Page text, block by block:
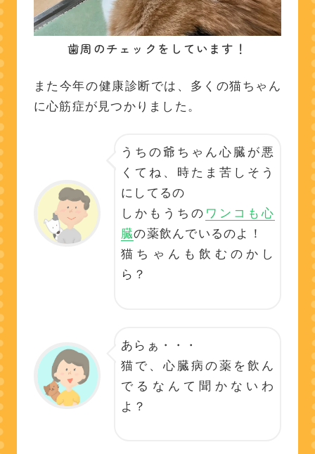
歯周のチェックをしています！
また今年の健康診断では、多くの猫ちゃん
に心筋症が見つかりました。
うちの爺ちゃん心臓が悪
くてね、時たま苦しそう
にしてるの
しかもうちの ワンコも心
臓の薬飲んでいるのよ！
猫ちゃんも飲むのかし
ら？
あらぁ・・・
猫で、心臓病の薬を飲ん
でるなんて聞かないわ
よ？